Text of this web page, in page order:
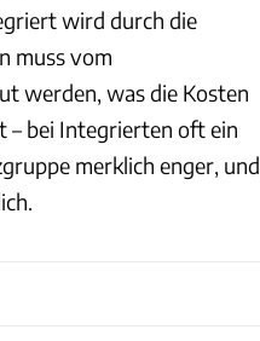
wird durch die
muss vom
werden, was die Kosten
– bei Integrierten oft ein
merklich enger, und